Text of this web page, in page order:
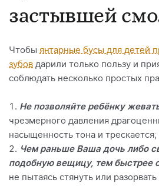
застывшей
Чтобы янтарные бусы для детей
зубов дарили только пользу и
соблюдать несколько простых
Не позволяйте ребёнку
чрезмерного давления
насыщенность тона и трескается;
Чем раньше Ваша дочь либо
подобную вещицу, тем быстрее
не пытаясь стянуть или разорвать